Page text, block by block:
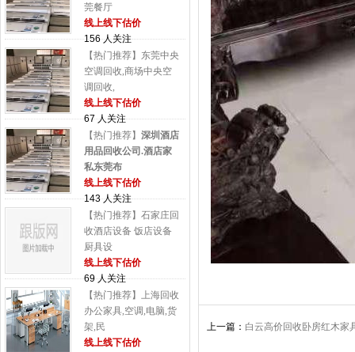
莞餐厅
线上线下估价
156 人关注
【热门推荐】东莞中央
空调回收,商场中央空
调回收,
线上线下估价
67 人关注
【热门推荐】 深圳酒店
用品回收公司.酒店家
私东莞布
线上线下估价
143 人关注
【热门推荐】石家庄回
收酒店设备 饭店设备
厨具设
线上线下估价
69 人关注
【热门推荐】上海回收
办公家具,空调,电脑,货
架,民
线上线下估价
上一篇： 白云高价回收卧房红木家